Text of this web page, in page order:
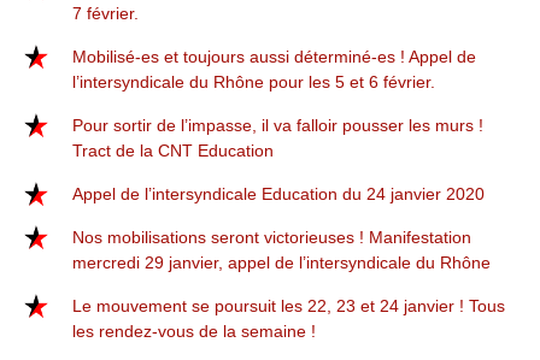
7 février.
Mobilisé-es et toujours aussi déterminé-es ! Appel de
l’intersyndicale du Rhône pour les 5 et 6 février.
Pour sortir de l’impasse, il va falloir pousser les murs !
Tract de la CNT Education
Appel de l’intersyndicale Education du 24 janvier 2020
Nos mobilisations seront victorieuses ! Manifestation
mercredi 29 janvier, appel de l’intersyndicale du Rhône
Le mouvement se poursuit les 22, 23 et 24 janvier ! Tous
les rendez-vous de la semaine !